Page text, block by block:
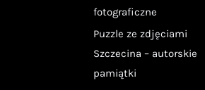
fotograficzne
Puzzle ze zdjęciami
Szczecina – autorskie
pamiątki